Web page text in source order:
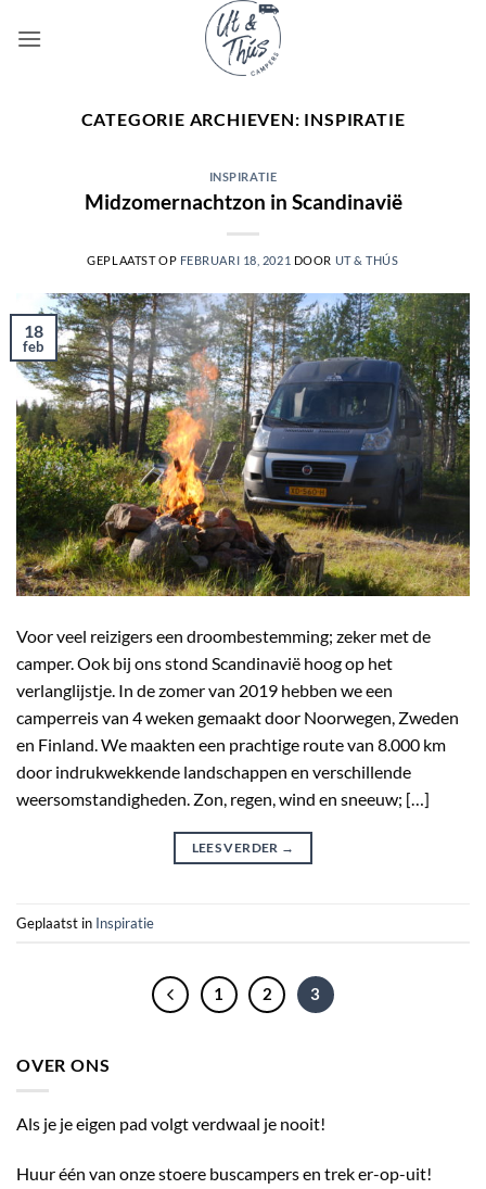
naar
CATEGORIE ARCHIEVEN: INSPIRATIE
INSPIRATIE
Midzomernachtzon in Scandinavië
GEPLAATST OP FEBRUARI 18, 2021 DOOR UT & THÚS
18
feb
Voor veel reizigers een droombestemming; zeker met de
camper. Ook bij ons stond Scandinavië hoog op het
verlanglijstje. In de zomer van 2019 hebben we een
camperreis van 4 weken gemaakt door Noorwegen, Zweden
en Finland. We maakten een prachtige route van 8.000 km
door indrukwekkende landschappen en verschillende
weersomstandigheden. Zon, regen, wind en sneeuw; […]
LEES VERDER →
Geplaatst in Inspiratie
1 2 3
OVER ONS
Als je je eigen pad volgt verdwaal je nooit!
Huur één van onze stoere buscampers en trek er-op-uit!